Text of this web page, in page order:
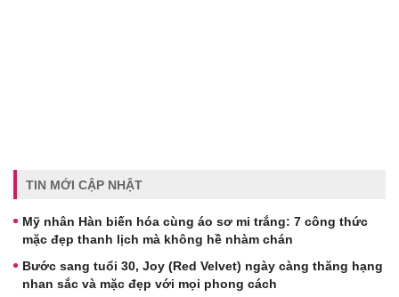
TIN MỚI CẬP NHẬT
Mỹ nhân Hàn biến hóa cùng áo sơ mi trắng: 7 công thức
mặc đẹp thanh lịch mà không hề nhàm chán
Bước sang tuổi 30, Joy (Red Velvet) ngày càng thăng hạng
nhan sắc và mặc đẹp với mọi phong cách